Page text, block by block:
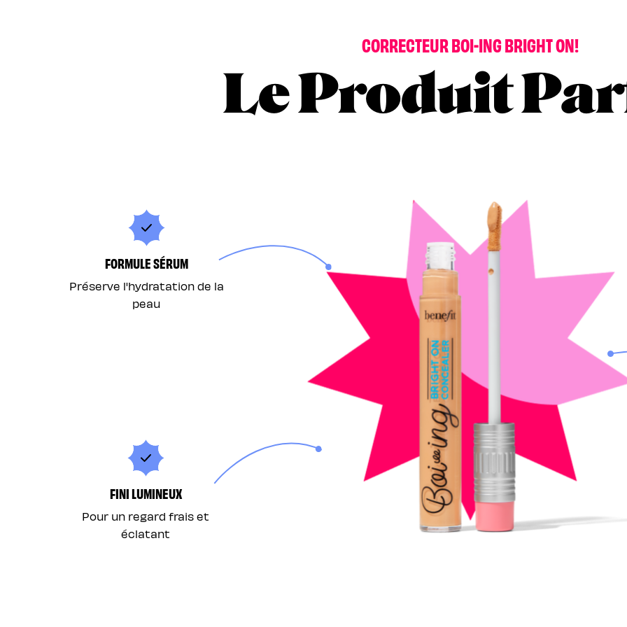
CORRECTEURBOI-INGBRIGHTON!
Le Produit
FORMULE SÉRUM
Préserve l'hydratation de la
peau
FINI LUMINEUX
Pour un regard frais et
éclatant